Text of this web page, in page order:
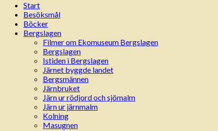
Start
Besöksmål
Böcker
Bergslagen
Filmer om Ekomuseum Bergslagen
Bergslagen
Istiden i Bergslagen
Järnet byggde landet
Bergsmännen
Järnbruket
Järn ur rödjord och sjömalm
Järn ur järnmalm
Kolning
Masugnen